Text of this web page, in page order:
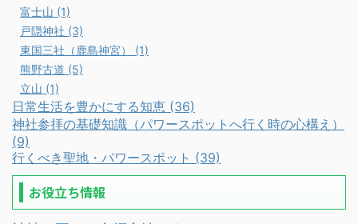
富士山 (1)
戸隠神社 (3)
東国三社（鹿島神宮） (1)
熊野古道 (5)
立山 (1)
日常生活を豊かにする知恵 (36)
神社参拝の基礎知識（パワースポットへ行く時の心構え）
(9)
行くべき聖地・パワースポット (39)
お役立ち情報